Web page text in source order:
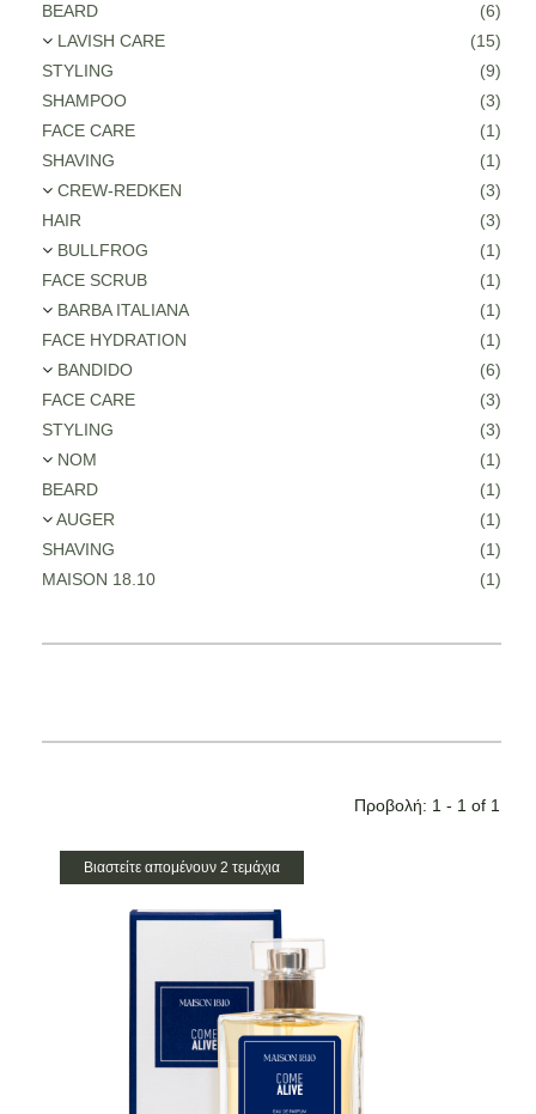
BEARD
(6)
LAVISH CARE
(15)
STYLING
(9)
SHAMPOO
(3)
FACE CARE
(1)
SHAVING
(1)
CREW-REDKEN
(3)
HAIR
(3)
BULLFROG
(1)
FACE SCRUB
(1)
BARBA ITALIANA
(1)
FACE HYDRATION
(1)
BANDIDO
(6)
FACE CARE
(3)
STYLING
(3)
NOM
(1)
BEARD
(1)
AUGER
(1)
SHAVING
(1)
MAISON 18.10
(1)
Προβολή: 1 - 1 of 1
Βιαστείτε απομένουν 2 τεμάχια